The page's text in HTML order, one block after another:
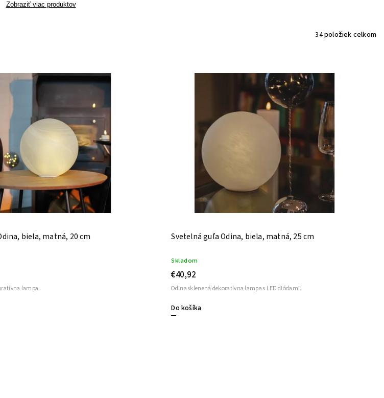
Zobraziť viac produktov
34položiek celkom
biela, matná, 20 cm
lampa.
Svetelná guľa Odina, biela, matná, 25 cm
Skladom
€40,92
Do košíka
Odina sklenená dekoratívna lampa s LED diódami.